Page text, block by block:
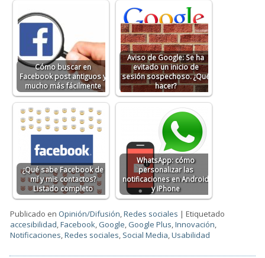
Cómo buscar en
Facebook post antiguos y
mucho más fácilmente
Aviso de Google: Se ha
evitado un inicio de
sesión sospechoso. ¿Qué
hacer?
¿Qué sabe Facebook de
mí y mis contactos?
Listado completo
WhatsApp: cómo
personalizar las
notificaciones en Android
y iPhone
Publicado en Opinión/Difusión,Redes sociales |Etiquetado
accesibilidad,Facebook, Google, Google Plus,Innovación,
Notificaciones,Redes sociales, Social Media,Usabilidad